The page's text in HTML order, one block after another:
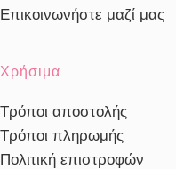
Επικοινωνήστε μαζί μας
Χρήσιμα
Τρόποι αποστολής
Τρόποι πληρωμής
Πολιτική επιστροφών